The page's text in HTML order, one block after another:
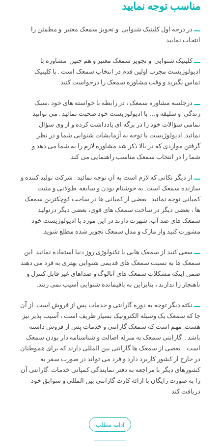
مناسب توجه نمایید
در درجه اول کلینیک شنوایی و تجویز سمعک معتبر و مطمئن را
انتخاب نمایید.
کلینیک شنوایی و تجویز سمعک معتبر و هم چنین مشاوره با
ادیولوژیست مجرب اولین قدم در انتخاب سمعک است . با کلینیک
تماس بگیرید و وقت مشاوره سمعک را درخواست کنید.
درجلسه مشاوره سمعک ، در رابطه با خواسته های خود ،سبک
زندگی و سلیقه و… با ادیولوژیست خود صحبت نمائید . می توانید
تمامی سؤالات خود را در برگه ای یادداشت کرده و از وی سؤال
نمائید. ادیولوژیست با توجه به آزمایشات شنوایی شما و در نظر
گرفتن مواردی که در بالا ذکر شد مشاوره لازم را به شما می دهد و
شما را در انتخاب سمعک مناسب راهنمایی می کند.
از دیگر نکاتی که لازم است به آن توجه نمائید . شرکت تولید کننده و
سازنده سمعک است. به خوشنام بودن و سابقه طولانی و مثبت
کمپانی توجه نمائید . بعضی از کمپانی ها در ساخت کوچکترین سمعک
ها ، بعضی دیگر در ساخت سمعک های قوی، بعضی دیگر درتولید
سمعک های ضد آب، شهرت دارند در این مورد با ادیولوژیست خود
مشورت کنید واز مارک و مدل سمعک تجویز شده مطلع شوید.
سعی کنید از سمعک هایی با تکنولوژی روز دنیا استفاده نمائید. این
سمعک ها به نسبت سمعک های قدیمی شنوایی بهتری به فرد می دهند
ضمن اینکه مشکلات سمعک های آنالوگ و صداهای غیر قابل کنترل و
ناهنجار را ندارند ، بنابراین به باقیمانده شنوایی آسیب نمی زنند.
نکته دیگر توجه به دوره گارانتی و خدمات پس از فروش است. از آن
جا که سمعک یک وسیله الکترونیک بسیار ظریف است ، آسیب پذیر نیز
هست. مهم است که سمعک گارانتی و خدمات پس از فروش داشته
باشد . گارانتی سمعک به منزله اصالت و شناسنامه دار بودن سمعک
است . بعضی از سمعک ها گارانتی بین المللی دارند که برای هموطنان
در خارج از کشور کاربرد دارد و فرد می تواند در صورت سفر به
کشورهای دیگر با مراجعه به دفتر نمایندگی کمپانی خدمات .گارانتی آن
را به صورت رایگان با ارائه کارت گارانتی بین المللی و سوابق خود
دریافت کند
ادامه مطلب